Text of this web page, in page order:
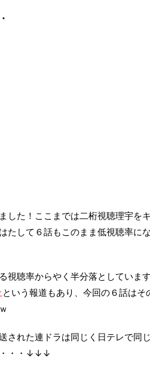
した！ここまでは二桁視聴理宇を
はたして６話もこのまま低視聴率に
視聴率からやく半分落としていま
という報道もあり、今回の６話はそ
された連ドラは同じく日テレで同
・・・↓↓↓